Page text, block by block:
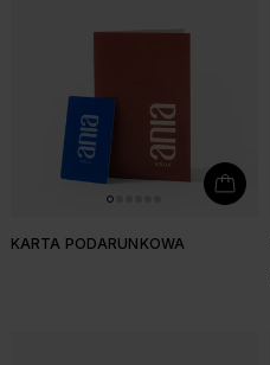
KARTA PODARUNKOWA